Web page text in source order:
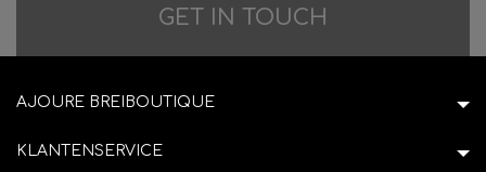
GET IN TOUCH
AJOURE BREIBOUTIQUE
KLANTENSERVICE